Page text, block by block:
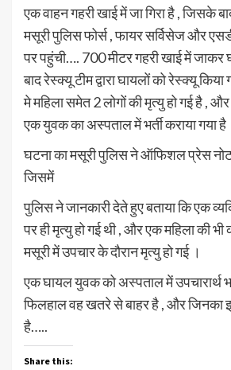
एक वाहन गहरी खाई में जा गिरा है , जिसके
मसूरी पुलिस फोर्स , फायर सर्विसेज और
पर पहुंची…. 700 मीटर गहरी खाई में
बाद रेस्क्यू टीम द्वारा घायलों को रेस्क्यू
मे महिला समेत 2 लोगों की मृत्यु हो गई है ,
एक युवक का अस्पताल में भर्ती कराया गया
घटना का मसूरी पुलिस ने ऑफिशल प्रेस नोट
जिसमें
पुलिस ने जानकारी देते हुए बताया कि एक
पर ही मृत्यु हो गई थी , और एक महिला की भी
मसूरी में उपचार के दौरान मृत्यु हो गई ।
एक घायल युवक को अस्पताल में उपचारार्थ
फिलहाल वह खतरे से बाहर है , और जिनका
है…..
Share this: